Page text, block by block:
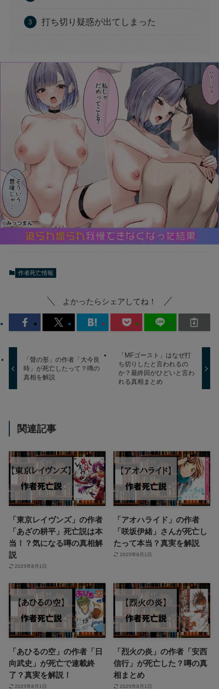
打ち切り疑惑が出てしまった
作者死亡情報
よかったらシェアしてね！
「聲の形」の作者「大今良
時」が死亡したって？噂の
真相を解説
「MFゴースト」はなぜ打
ち切りしたと言われるの
か？最終回がひどいと言わ
れる真相まとめ
関連記事
「東京レイヴンズ」の作者
「あざの耕平」死亡説は本
当！？気になる噂の真相解
説
2025年8月1日
「アオハライド」の作者
「咲坂伊緒」さんが死亡し
たって本当？真実を解説
2025年8月1日
「あひるの空」の作者「日
向武史」が死亡で連載終
了？真実を解説！
2025年8月1日
「烈火の炎」の作者「安西
信行」が死亡した？噂の真
相まとめ
2025年8月1日